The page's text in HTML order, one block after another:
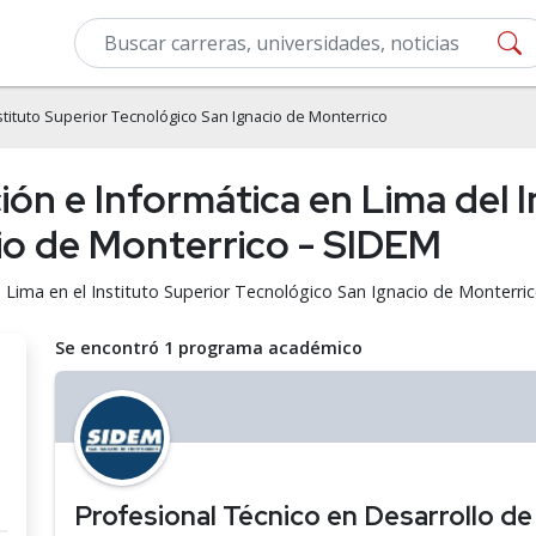
Superior Tecnológico San Ignacio de Monterrico
e Informática en Lima
de Monterrico - SIDEM
en el Instituto Superior Tecnológico San Ignacio de
Se encontró 1 programa académico
Profesional Técnico en Desarrollo